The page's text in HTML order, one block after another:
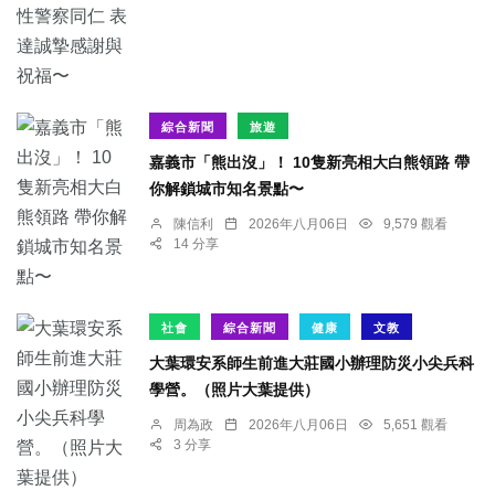
綜合新聞 旅遊
嘉義市「熊出沒」！ 10隻新亮相大白熊領路 帶
你解鎖城市知名景點〜
陳信利 2026年八月06日
9,579 觀看
14 分享
社會 綜合新聞 健康 文教
大葉環安系師生前進大莊國小辦理防災小尖兵科
學營。（照片大葉提供）
周為政 2026年八月06日
5,651 觀看
3 分享